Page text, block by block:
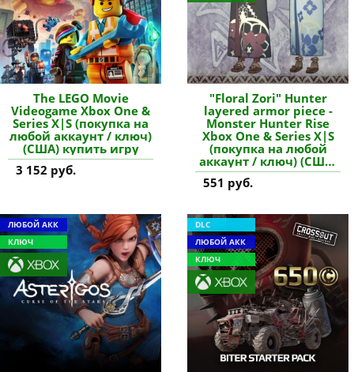
The LEGO Movie
Videogame Xbox One &
Series X|S (покупка на
любой аккаунт / ключ)
(США) купить игру
3 152 руб.
"Floral Zori" Hunter
layered armor piece -
Monster Hunter Rise
Xbox One & Series X|S
(покупка на любой
аккаунт / ключ) (США)
купить дополнение
551 руб.
ЛЮБОЙ АКК
КЛЮЧ
DLC
ЛЮБОЙ АКК
КЛЮЧ